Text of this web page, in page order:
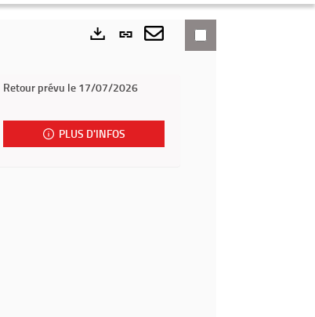
Lien
permanent
fenêtre)
Envoyer
mail
Retour prévu le 17/07/2026
PLUS D'INFOS